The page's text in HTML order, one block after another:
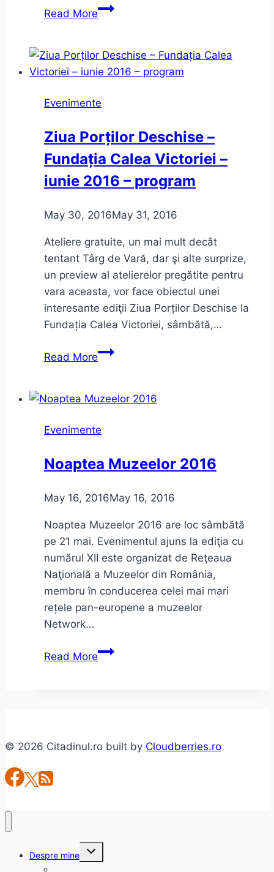
Read MoreDouă
resemnării
şi
aurului.
incomodă
Evenimente
Ziua Porților Deschise –
Fundația Calea Victoriei –
iunie 2016 – program
May 30, 2016May 31, 2016
Ateliere gratuite, un mai mult decât
tentant Târg de Vară, dar şi alte surprize,
un preview al atelierelor pregătite pentru
vara aceasta, vor face obiectul unei
interesante ediţii Ziua Porților Deschise la
Fundația Calea Victoriei, sâmbătă,…
Read MoreZiua
–
Calea
–
2016
program
Evenimente
Noaptea Muzeelor 2016
May 16, 2016May 16, 2016
Noaptea Muzeelor 2016 are loc sâmbătă
pe 21 mai. Evenimentul ajuns la ediţia cu
numărul XII este organizat de Reţeaua
Naţională a Muzeelor din România,
membru în conducerea celei mai mari
rețele pan-europene a muzeelor
Network…
Read MoreNoaptea
© 2026 Citadinul.ro built by Cloudberries.ro
Despre mine
Toggle